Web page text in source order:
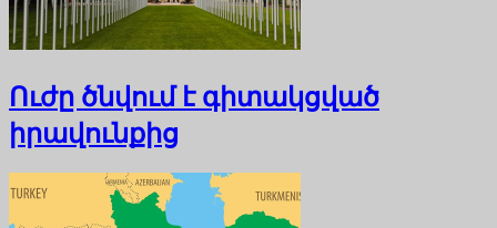
Ուժը ծնվում է գիտակցված
իրավունքից